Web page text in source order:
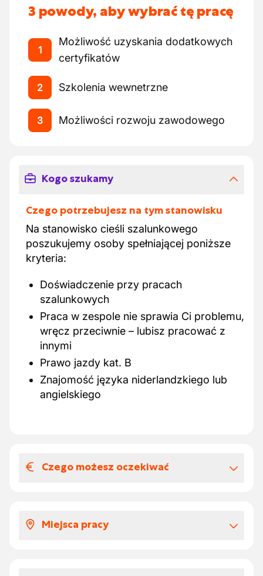
3 powody, aby wybrać tę pracę
1
Możliwość uzyskania dodatkowych
certyfikatów
2 Szkolenia wewnetrzne
3 Możliwości rozwoju zawodowego
Kogo szukamy
Czego potrzebujesz na tym stanowisku
Na stanowisko cieśli szalunkowego
poszukujemy osoby spełniającej poniższe
kryteria:
Doświadczenie przy pracach
szalunkowych
Praca w zespole nie sprawia Ci problemu,
wręcz przeciwnie – lubisz pracować z
innymi
Prawo jazdy kat. B
Znajomość języka niderlandzkiego lub
angielskiego
Czego możesz oczekiwać
Wynagrodzenie w zależności od
Miejsca pracy